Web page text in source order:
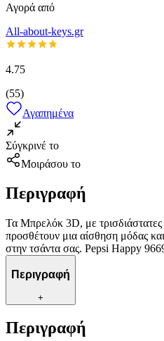
Αγορά από
All-about-keys.gr
4.75
(55)
Αγαπημένα
Σύγκρινέ το
Μοιράσου το
Περιγραφή
Τα Μπρελόκ 3D, με
προσθέτουν μια αίσθηση μόδας
στην τσάντα σας. Pepsi Happy
Περιγραφή
+
Περιγραφή